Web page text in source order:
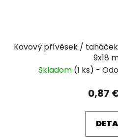
Kovový přívěsek /
9x18
Skladom (1 ks)
0,87